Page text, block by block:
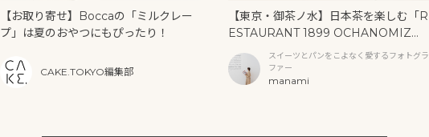
【お取り寄せ】Boccaの「ミルクレー
プ」は夏のおやつにもぴったり！
CAKE.TOKYO編集部
【東京・御茶ノ水】日本茶を楽しむ「R
ESTAURANT 1899 OCHANOMIZ
U」の抹茶アフタヌーンティーと新作ク
リームソーダ
スイーツとパンをこよなく愛するフォトグラ
ファー
manami